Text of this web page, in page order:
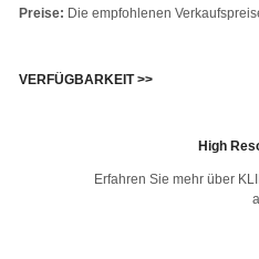
Preise: Die empfohlenen
VERFÜGBARKEIT >>
High
Erfahren Sie mehr über